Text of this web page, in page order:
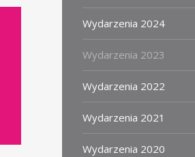
Wydarzenia 2024
Wydarzenia 2023
Wydarzenia 2022
Wydarzenia 2021
Wydarzenia 2020